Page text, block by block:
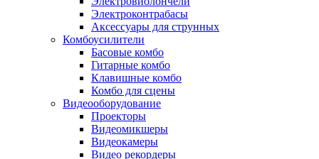
Электроконтрабасы
Аксессуары для струнных
Комбоусилители
Басовые комбо
Гитарные комбо
Клавишные комбо
Комбо для сцены
Видеооборудование
Проекторы
Видеомикшеры
Видеокамеры
Видео рекордеры